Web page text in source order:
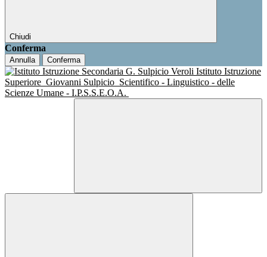
Chiudi
Conferma
Annulla Conferma
Istituto Istruzione
Superiore Giovanni Sulpicio Scientifico - Linguistico - delle
Scienze Umane - I.P.S.S.E.O.A.